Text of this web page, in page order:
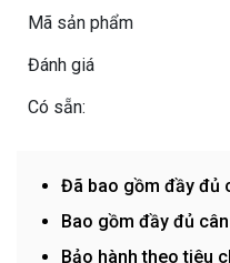
Mã sản phẩm
Đánh giá
Có sẵn:
Đã bao gồm đầy đủ
Bao gồm đầy đủ
Bảo hành theo tiêu